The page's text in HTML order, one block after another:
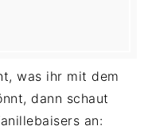
was ihr mit dem
dann schaut
an: